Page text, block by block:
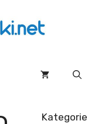
Kategorie